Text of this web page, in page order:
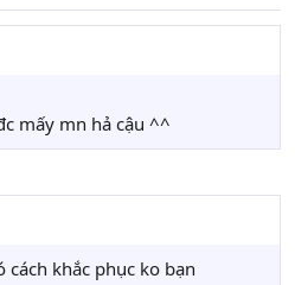
mấy mn hả cậu ^^
khắc phục ko bạn